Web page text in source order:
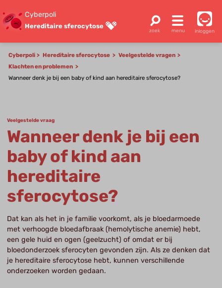
Cyberpoli
Hereditaire sferocytose
inloggen
Cyberpoli Hereditaire sferocytose
Veelgestelde vragen
Klachten en problemen
Wanneer denk je bij een baby of kind aan hereditaire sferocytose?
Veelgestelde vraag
Wanneer denk je bij een
baby of kind aan
hereditaire
sferocytose?
Dat kan als het in je familie voorkomt, als je bloedarmoede
met verhoogde bloedafbraak (hemolytische anemie) hebt,
een gele huid en ogen (geelzucht) of omdat er bij
bloedonderzoek sferocyten gevonden zijn. Als ze denken dat
je hereditaire sferocytose hebt, kunnen verschillende
onderzoeken worden gedaan.